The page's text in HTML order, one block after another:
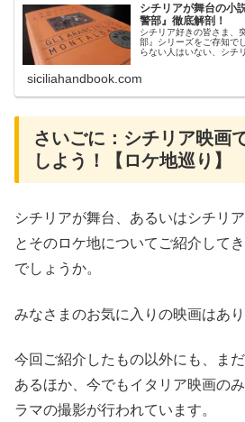
シチリアが舞台の小
警部』徹底解剖！
シチリア好きの皆さま、
部』シリーズをご存知で
らない人はいない、シチ
siciliahandbook.com
さいごに：シチリア映画
しよう！【ロケ地巡り】
シチリアが舞台、あるいはシチリ
とそのロケ地についてご紹介して
でしょうか。
みなさまのお気に入りの映画はあ
今回ご紹介したもの以外にも、ま
あるほか、今でもイタリア映画の
ラマの撮影が行われています。